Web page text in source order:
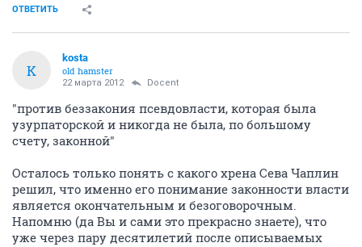
ОТВЕТИТЬ
K
kosta
old hamster
22 марта 2012 Docent
"против беззакония псевдовласти, которая была
узурпаторской и никогда не была, по большому
счету, законной"
Осталось только понять с какого хрена Сева Чаплин
решил, что именно его понимание законности власти
является окончательным и безоговорочным.
Напомню (да Вы и сами это прекрасно знаете), что
уже через пару десятилетий после описываемых